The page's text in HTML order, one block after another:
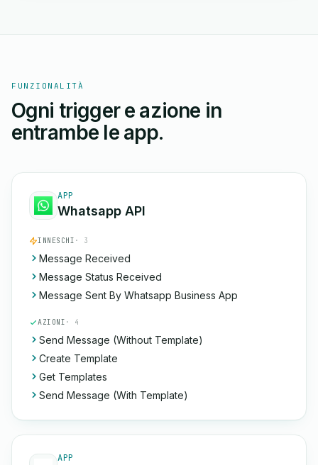
FUNZIONALITÀ
Ogni trigger e azione in
entrambe le app.
APP
Whatsapp API
INNESCHI · 3
Message Received
Message Status Received
Message Sent By Whatsapp Business App
AZIONI · 4
Send Message (Without Template)
Create Template
Get Templates
Send Message (With Template)
APP